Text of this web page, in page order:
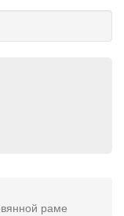
раме